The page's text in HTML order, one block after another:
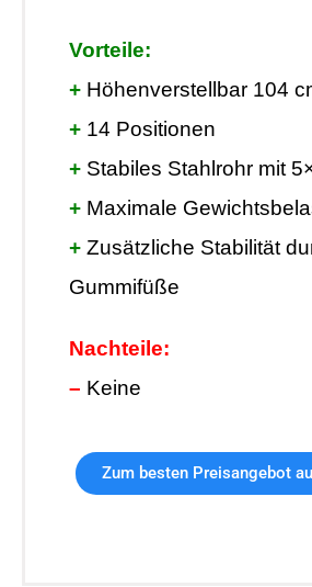
Vorteile:
+ Höhenverstellbar 104
+ 14 Positionen
+ Stabiles Stahlrohr mit
+ Maximale
+ Zusätzliche Stabilität
Gummifüße
Nachteile:
– Keine
Zum besten Preisangebot